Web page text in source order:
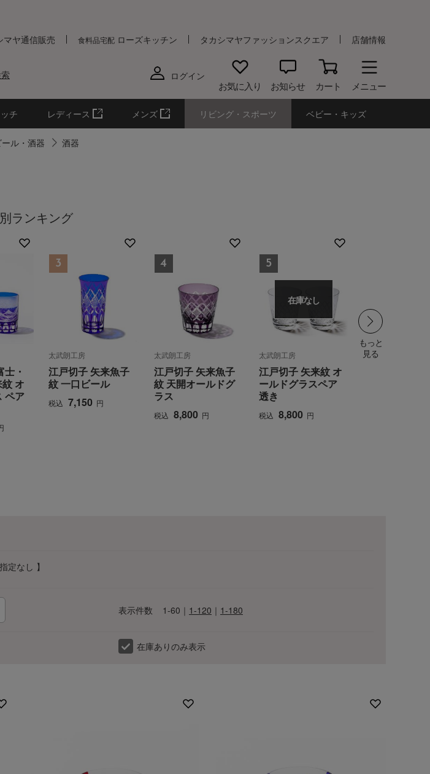
マヤ通信販売 食料品宅配 ローズキッチン タカシマヤファッションスクエア 店舗情報
ログイン
お気に入り お知らせ カート メニュー
チ レディース メンズ リビング・スポーツ ベビー・キッズ
ル・酒器 酒器
ランキング
・
オ
ペア
太武朗工房
江戸切子 矢来魚子
紋 一口ビール
税込 7,150 円
太武朗工房
江戸切子 矢来魚子
紋 天開オールドグ
ラス
税込 8,800 円
在庫なし
太武朗工房
江戸切子 矢来紋 オ
ールドグラスペア
透き
税込 8,800 円
もっと
見る
定なし 】
表示件数 1-60 ｜ 1-120 ｜ 1-180
在庫ありのみ表示